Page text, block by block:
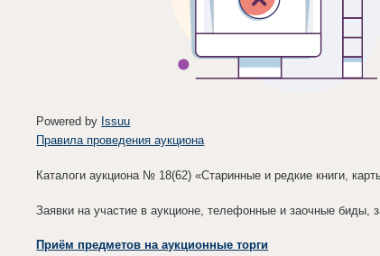
Powered by Issuu
Правила проведения аукциона
Каталоги аукциона № 18(62) «Старинные и редкие книги,
Заявки на участие в аукционе, телефонные и заочные биды,
Приём предметов на аукционные торги